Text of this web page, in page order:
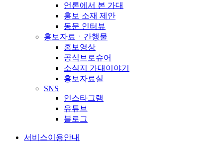
언론에서 본 가대
홍보 소재 제안
동문 인터뷰
홍보자료ㆍ간행물
홍보영상
공식브로슈어
소식지 가대이야기
홍보자료실
SNS
인스타그램
유튜브
블로그
서비스이용안내